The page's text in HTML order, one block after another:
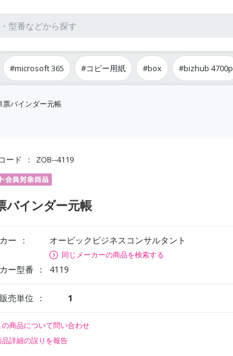
#microsoft 365 #コピー用紙 #box #bizhub 4700p
票バインダー元帳
ード ZOB--4119
バインダー元帳
ー オービックビジネスコンサルタント
同じメーカーの商品を検索する
ー型番 4119
売単位 1
の商品について問い合わせ
品詳細の誤りを報告